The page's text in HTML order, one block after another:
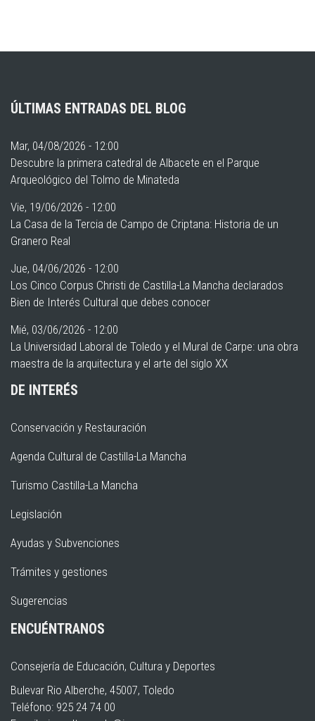
ÚLTIMAS ENTRADAS DEL BLOG
Mar, 04/08/2026 - 12:00
Descubre la primera catedral de Albacete en el Parque
Arqueológico del Tolmo de Minateda
Vie, 19/06/2026 - 12:00
La Casa de la Tercia de Campo de Criptana: Historia de un
Granero Real
Jue, 04/06/2026 - 12:00
Los Cinco Corpus Christi de Castilla-La Mancha declarados
Bien de Interés Cultural que debes conocer
Mié, 03/06/2026 - 12:00
La Universidad Laboral de Toledo y el Mural de Carpe: una obra
maestra de la arquitectura y el arte del siglo XX
DE INTERÉS
Conservación y Restauración
Agenda Cultural de Castilla-La Mancha
Turismo Castilla-La Mancha
Legislación
Ayudas y Subvenciones
Trámites y gestiones
Sugerencias
ENCUÉNTRANOS
Consejería de Educación, Cultura y Deportes
Bulevar Rio Alberche, 45007, Toledo
Teléfono: 925 24 74 00